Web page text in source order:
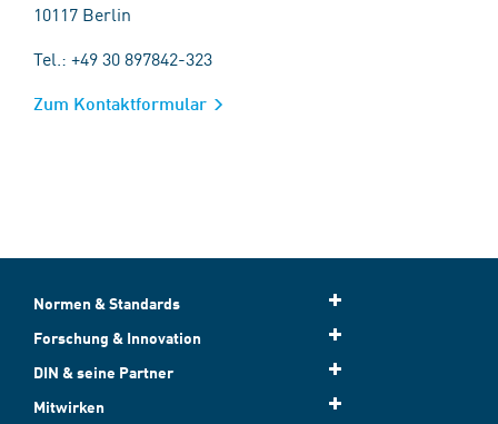
10117 Berlin
Tel.: +49 30 897842-323
Zum Kontaktformular
Normen & Standards
Forschung & Innovation
DIN & seine Partner
Mitwirken